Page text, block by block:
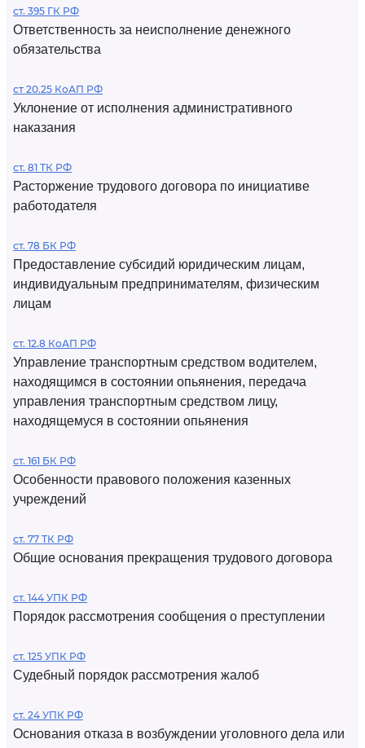
ст. 395 ГК РФ
Ответственность за неисполнение денежного
обязательства
ст 20.25 КоАП РФ
Уклонение от исполнения административного
наказания
ст. 81 ТК РФ
Расторжение трудового договора по инициативе
работодателя
ст. 78 БК РФ
Предоставление субсидий юридическим лицам,
индивидуальным предпринимателям, физическим
лицам
ст. 12.8 КоАП РФ
Управление транспортным средством водителем,
находящимся в состоянии опьянения, передача
управления транспортным средством лицу,
находящемуся в состоянии опьянения
ст. 161 БК РФ
Особенности правового положения казенных
учреждений
ст. 77 ТК РФ
Общие основания прекращения трудового договора
ст. 144 УПК РФ
Порядок рассмотрения сообщения о преступлении
ст. 125 УПК РФ
Судебный порядок рассмотрения жалоб
ст. 24 УПК РФ
Основания отказа в возбуждении уголовного дела или